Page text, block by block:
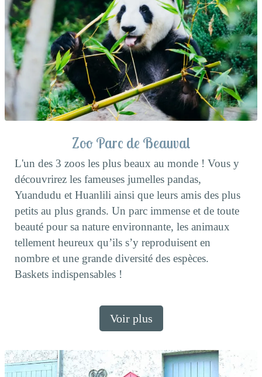
Zoo Parc de Beauval
L'un des 3 zoos les plus beaux au monde ! Vous y
découvrirez les fameuses jumelles pandas,
Yuandudu et Huanlili ainsi que leurs amis des plus
petits au plus grands. Un parc immense et de toute
beauté pour sa nature environnante, les animaux
tellement heureux qu’ils s’y reproduisent en
nombre et une grande diversité des espèces.
Baskets indispensables !
Voir plus